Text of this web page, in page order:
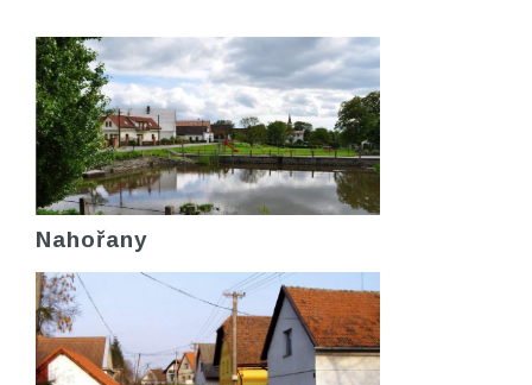
Nahořany